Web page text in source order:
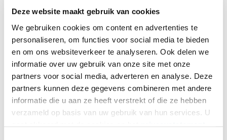
Deze website maakt gebruik van cookies
We gebruiken cookies om content en advertenties te
personaliseren, om functies voor social media te bieden
en om ons websiteverkeer te analyseren. Ook delen we
informatie over uw gebruik van onze site met onze
partners voor social media, adverteren en analyse. Deze
partners kunnen deze gegevens combineren met andere
informatie die u aan ze heeft verstrekt of die ze hebben
verzameld op basis van uw gebruik van hun services. U
tot zo’n grote naam in de racewereld? En waarom komt er nu
weer een einde aan die wereldfaam?
Zandvoort: van visafslag tot mondaine badplaats
Wat hebben keizerin Sisi en een oor op sterk water met elkaar
te maken? Zandvoort! Kijk maar in het Zandvoorts Museum.